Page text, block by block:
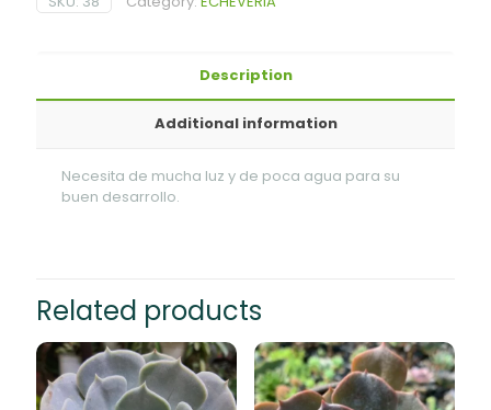
Description
Additional information
Necesita de mucha luz y de poca agua para su
buen desarrollo.
Related products